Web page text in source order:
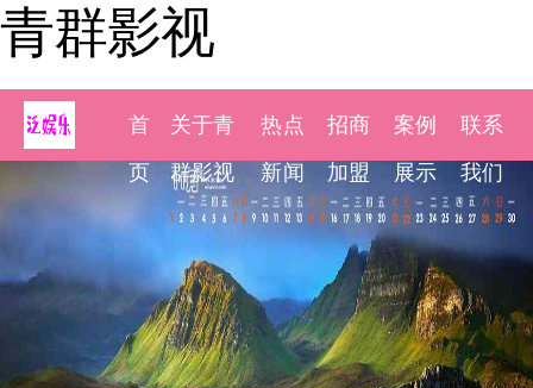
青群影视
首
页
关于青
群影视
热点
新闻
招商
加盟
案例
展示
联系
我们